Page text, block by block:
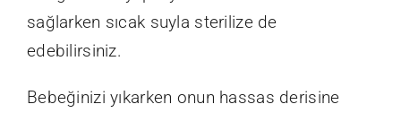
sağlarken sıcak suyla sterilize de
edebilirsiniz.
Bebeğinizi yıkarken onun hassas derisine